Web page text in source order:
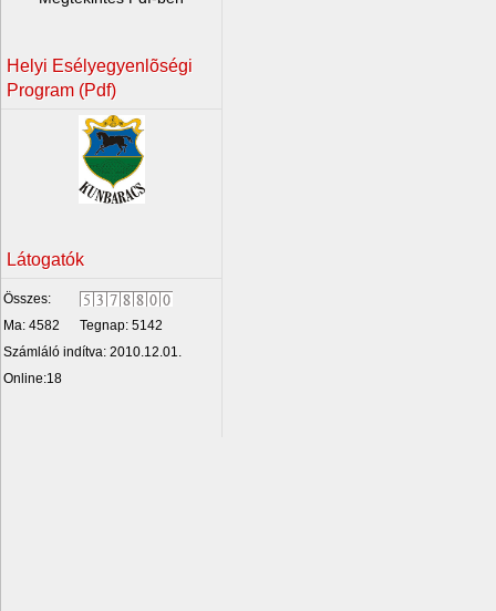
Helyi Esélyegyenlõségi
Program (Pdf)
Látogatók
Összes:
Ma: 4582
Tegnap: 5142
Számláló indítva: 2010.12.01.
Online:18